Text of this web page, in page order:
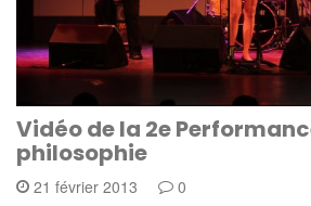
Vidéo de la 2e
philosophie
21 février 2013 0